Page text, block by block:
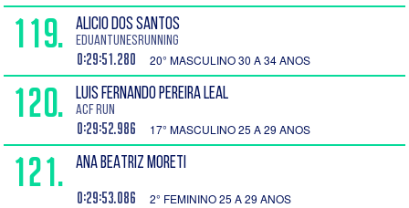
119. ALICIO DOS SANTOS
eduantunesrunning
0:29:51.280 20° MASCULINO 30 A 34 ANOS
120. LUIS FERNANDO PEREIRA LEAL
ACF RUN
0:29:52.986 17° MASCULINO 25 A 29 ANOS
121. ANA BEATRIZ MORETI
0:29:53.086 2° FEMININO 25 A 29 ANOS